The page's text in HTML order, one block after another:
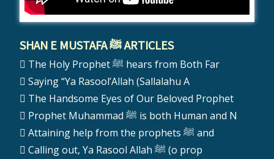
SHAN E MUSTAFA ﷺ ARTICLES
The Holy Prophet ﷺ hears from Both Far
Saying “Ya Rasool’Allah (Sallalahu A
The Handsome Eyes of Our Beloved Prophet
Prophet Muhammad ﷺ is both Human and N
Attaining help from the prophets ﷺ and
Calling out, Ya Rasool Allah ﷺ (o prop